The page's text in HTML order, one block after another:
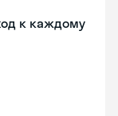
к каждому